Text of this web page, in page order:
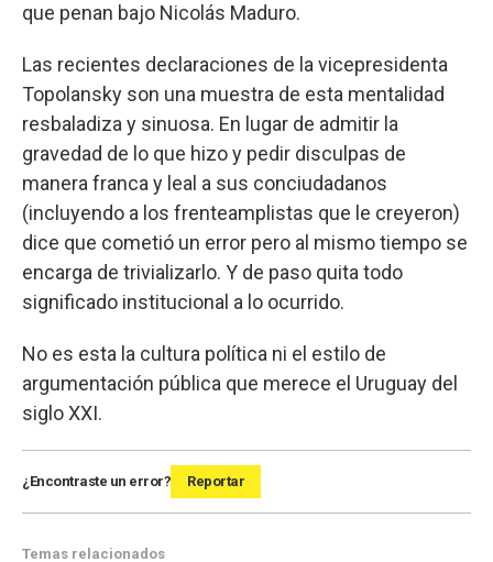
que penan bajo Nicolás Maduro.
Las recientes declaraciones de la vicepresidenta
Topolansky son una muestra de esta mentalidad
resbaladiza y sinuosa. En lugar de admitir la
gravedad de lo que hizo y pedir disculpas de
manera franca y leal a sus conciudadanos
(incluyendo a los frenteamplistas que le creyeron)
dice que cometió un error pero al mismo tiempo se
encarga de trivializarlo. Y de paso quita todo
significado institucional a lo ocurrido.
No es esta la cultura política ni el estilo de
argumentación pública que merece el Uruguay del
siglo XXI.
¿Encontraste un error? Reportar
Temas relacionados